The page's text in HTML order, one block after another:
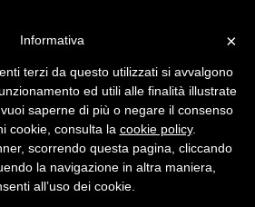
imitando
una voce
pause a effetto:
funzione creata da
×
Informativa
terzi da questo utilizzati si avvalgono
ed utili alle finalità illustrate
saperne di più o negare il consenso
cookie, consulta la cookie policy.
scorrendo questa pagina, cliccando
la navigazione in altra maniera,
all’uso dei cookie.